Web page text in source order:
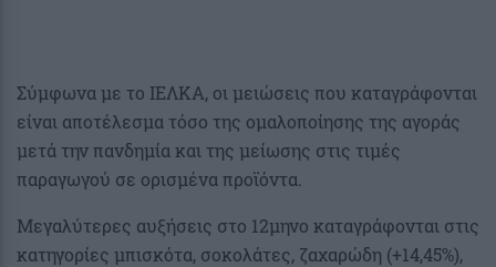
Σύμφωνα με το ΙΕΛΚΑ, οι μειώσεις που καταγράφονται
είναι αποτέλεσμα τόσο της ομαλοποίησης της αγοράς
μετά την πανδημία και της μείωσης στις τιμές
παραγωγού σε ορισμένα προϊόντα.
Μεγαλύτερες αυξήσεις στο 12μηνο καταγράφονται στις
κατηγορίες μπισκότα, σοκολάτες, ζαχαρώδη (+14,45%),